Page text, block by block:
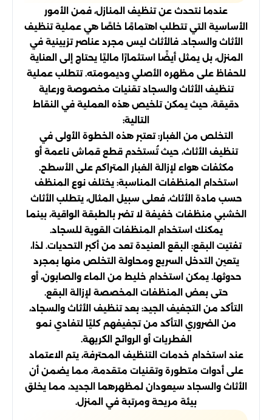
عندما نتحدث عن تنظيف المنازل، فمن الأمور
الأساسية التي تتطلب اهتمامًا خاصًا هي عملية تنظيف
الأثاث والسجاد. فالأثاث ليس مجرد عناصر تزيينية في
المنزل، بل يمثل أيضًا استثمارًا ماليًا يحتاج إلى العناية
للحفاظ على مظهره الأصلي وديمومته. تتطلب عملية
تنظيف الأثاث والسجاد تقنيات مخصوصة ورعاية
دقيقة، حيث يمكن تلخيص هذه العملية في النقاط
التالية:
التخلص من الغبار: تعتبر هذه الخطوة الأولى في
تنظيف الأثاث، حيث تُستخدم قطع قماش ناعمة أو
مكثفات هواء لإزالة الغبار المتراكم على الأسطح.
استخدام المنظفات المناسبة: يختلف نوع المنظف
حسب مادة الأثاث، فعلى سبيل المثال، يتطلب الأثاث
الخشبي منظفات خفيفة لا تضر بالطبقة الواقية، بينما
يمكنك استخدام المنظفات القوية للسجاد.
تفتيت البقع: البقع العنيدة تعد من أكبر التحديات. لذا،
يتعين التدخل السريع ومحاولة التخلص منها بمجرد
حدوثها. يمكن استخدام خليط من الماء والصابون، أو
حتى بعض المنظفات المخصصة لإزالة البقع.
التأكد من التجفيف الجيد: بعد تنظيف الأثاث والسجاد،
من الضروري التأكد من تجفيفهم كليًا لتفادي نمو
الفطريات أو الروائح الكريهة.
عند استخدام خدمات التنظيف المحترفة، يتم الاعتماد
على أدوات متطورة وتقنيات متقدمة، مما يضمن أن
الأثاث والسجاد سيعودان لمظهرهما الجديد، مما يخلق
بيئة مريحة ومرتبة في المنزل.